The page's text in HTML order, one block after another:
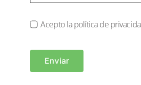
Acepto la política de privacidad